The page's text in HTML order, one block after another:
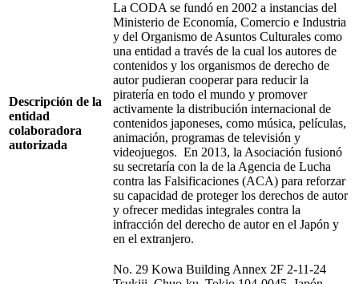
Descripción de la
entidad
colaboradora
autorizada
La CODA se fundó en 2002 a instancias del
Ministerio de Economía, Comercio e Industria
y del Organismo de Asuntos Culturales como
una entidad a través de la cual los autores de
contenidos y los organismos de derecho de
autor pudieran cooperar para reducir la
piratería en todo el mundo y promover
activamente la distribución internacional de
contenidos japoneses, como música, películas,
animación, programas de televisión y
videojuegos. En 2013, la Asociación fusionó
su secretaría con la de la Agencia de Lucha
contra las Falsificaciones (ACA) para reforzar
su capacidad de proteger los derechos de autor
y ofrecer medidas integrales contra la
infracción del derecho de autor en el Japón y
en el extranjero.
No. 29 Kowa Building Annex 2F 2-11-24